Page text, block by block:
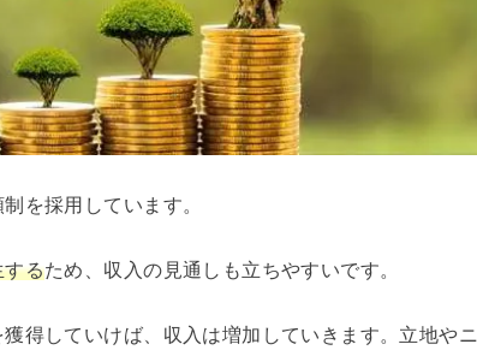
を採用しています。
するため、収入の見通しも立ちやすいです。
得していけば、収入は増加していきます。立地やニ